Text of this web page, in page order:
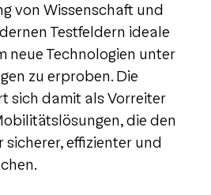
von Wissenschaft und
Testfeldern ideale
neue Technologien unter
zu erproben. Die
sich damit als Vorreiter
die den
sicherer, effizienter und